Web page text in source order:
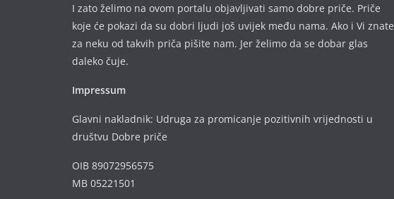
I zato želimo na ovom portalu objavljivati samo dobre priče. Priče
koje će pokazi da su dobri ljudi još uvijek među nama. Ako i Vi znate
za neku od takvih priča pišite nam. Jer želimo da se dobar glas
daleko čuje.
Impressum
Glavni nakladnik: Udruga za promicanje pozitivnih vrijednosti u
društvu Dobre priče
OIB 89072956575
MB 05221501